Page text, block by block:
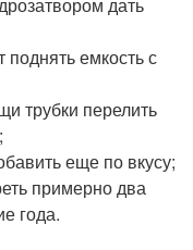
поднять емкость с
трубки перелить
еще по вкусу;
примерно два
года.